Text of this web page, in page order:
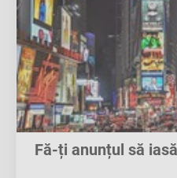
Fă-ți anunțul să